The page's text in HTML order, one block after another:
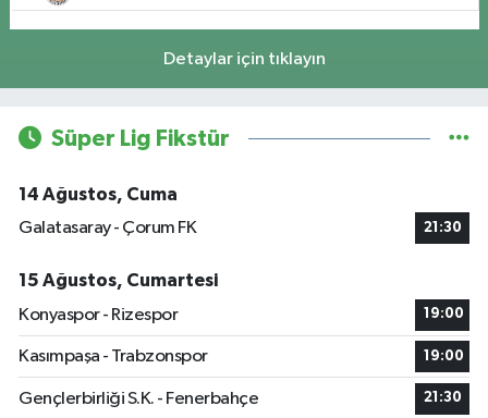
Detaylar için tıklayın
Süper Lig Fikstür
14 Ağustos, Cuma
Galatasaray - Çorum FK
21:30
15 Ağustos, Cumartesi
Konyaspor - Rizespor
19:00
Kasımpaşa - Trabzonspor 19:00
Gençlerbirliği S.K. - Fenerbahçe 21:30